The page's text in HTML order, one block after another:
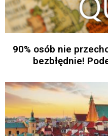
90% osób nie
bezbłędnie!